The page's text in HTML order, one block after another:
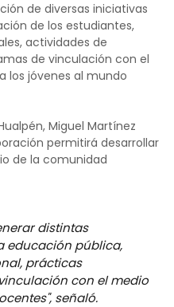
de diversas iniciativas
de los estudiantes,
actividades de
de vinculación con el
los jóvenes al mundo
Miguel Martínez
permitirá desarrollar
de la comunidad
distintas
educación pública,
prácticas
con el medio
señaló.